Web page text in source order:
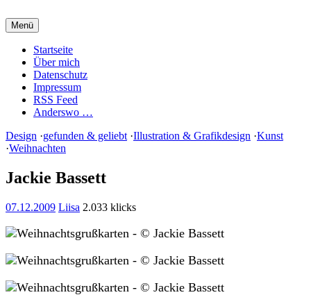
Inhalt
springen
Charming Quark
Menü
Startseite
Über mich
Datenschutz
Impressum
RSS Feed
Anderswo …
Design ·gefunden & geliebt ·Illustration & Grafikdesign ·Kunst
·Weihnachten
Jackie Bassett
07.12.2009 Liisa 2.033 klicks